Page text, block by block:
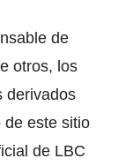
de
otros, los
derivados
de este sitio
de LBC